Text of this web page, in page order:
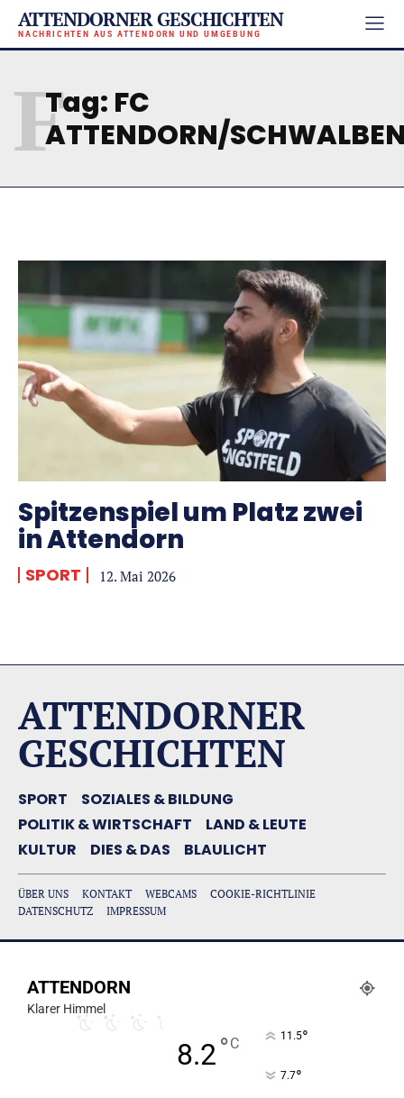
ATTENDORNER GESCHICHTEN
NACHRICHTEN AUS ATTENDORN UND UMGEBUNG
Tag: FC
ATTENDORN/
F
Spitzenspiel um Platz zwei
in Attendorn
SPORT 12. Mai 2026
ATTENDORNER
GESCHICHTEN
SPORT
SOZIALES & BILDUNG
POLITIK & WIRTSCHAFT
LAND & LEUTE
KULTUR
DIES & DAS BLAULICHT
ÜBER UNS KONTAKT WEBCAMS
COOKIE-RICHTLINIE
DATENSCHUTZ
IMPRESSUM
ATTENDORN
Klarer Himmel
8.2°C 11.5°
7.7°